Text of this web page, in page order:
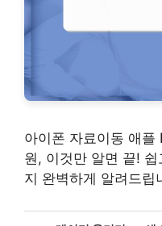
아이폰 자료이동 애플
원, 이것만 알면 끝!
지 완벽하게 알려드립